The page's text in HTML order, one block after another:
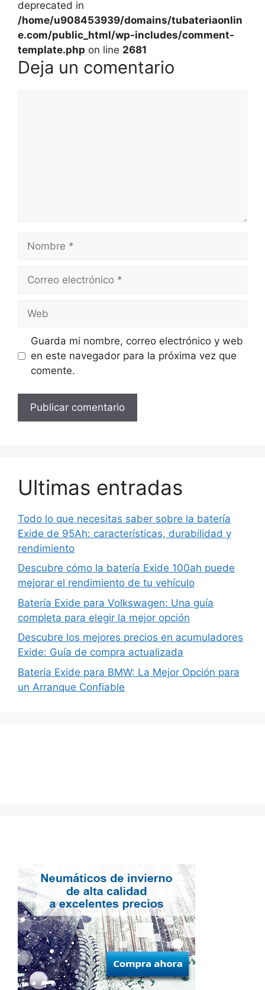
deprecated in
/home/u908453939/domains/tubateriaonlin
e.com/public_html/wp-includes/comment-
template.php on line 2681
Deja un comentario
Nombre
Correo
Web
Guarda mi nombre, correo electrónico y web
en este navegador para la próxima vez que
comente.
Ultimas entradas
Todo lo que necesitas saber sobre la batería
Exide de 95Ah: características, durabilidad y
rendimiento
Descubre cómo la batería Exide 100ah puede
mejorar el rendimiento de tu vehículo
Batería Exide para Volkswagen: Una guía
completa para elegir la mejor opción
Descubre los mejores precios en acumuladores
Exide: Guía de compra actualizada
Batería Exide para BMW: La Mejor Opción para
un Arranque Confiable